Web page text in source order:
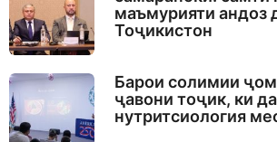
маъмурияти андоз
Тоҷикистон
Барои солимии
ҷавони тоҷик, ки
нутритсиология